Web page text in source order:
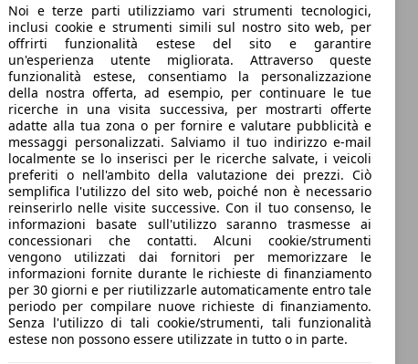
Noi e terze parti utilizziamo vari strumenti tecnologici,
inclusi cookie e strumenti simili sul nostro sito web, per
offrirti funzionalità estese del sito e garantire
un'esperienza utente migliorata. Attraverso queste
funzionalità estese, consentiamo la personalizzazione
della nostra offerta, ad esempio, per continuare le tue
ricerche in una visita successiva, per mostrarti offerte
adatte alla tua zona o per fornire e valutare pubblicità e
messaggi personalizzati. Salviamo il tuo indirizzo e-mail
localmente se lo inserisci per le ricerche salvate, i veicoli
preferiti o nell'ambito della valutazione dei prezzi. Ciò
semplifica l'utilizzo del sito web, poiché non è necessario
reinserirlo nelle visite successive. Con il tuo consenso, le
informazioni basate sull'utilizzo saranno trasmesse ai
concessionari che contatti. Alcuni cookie/strumenti
vengono utilizzati dai fornitori per memorizzare le
informazioni fornite durante le richieste di finanziamento
per 30 giorni e per riutilizzarle automaticamente entro tale
periodo per compilare nuove richieste di finanziamento.
Senza l'utilizzo di tali cookie/strumenti, tali funzionalità
estese non possono essere utilizzate in tutto o in parte.